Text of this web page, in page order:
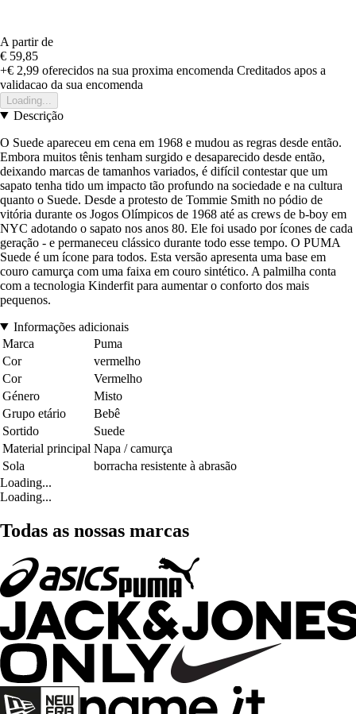
A partir de
€ 59,85
+€ 2,99 oferecidos na sua proxima encomenda Creditados apos a
validacao da sua encomenda
Loading...
Descrição
O Suede apareceu em cena em 1968 e mudou as regras desde então.
Embora muitos tênis tenham surgido e desaparecido desde então,
deixando marcas de tamanhos variados, é difícil contestar que um
sapato tenha tido um impacto tão profundo na sociedade e na cultura
quanto o Suede. Desde a protesto de Tommie Smith no pódio de
vitória durante os Jogos Olímpicos de 1968 até as crews de b-boy em
NYC adotando o sapato nos anos 80. Ele foi usado por ícones de cada
geração - e permaneceu clássico durante todo esse tempo. O PUMA
Suede é um ícone para todos. Esta versão apresenta uma base em
couro camurça com uma faixa em couro sintético. A palmilha conta
com a tecnologia Kinderfit para aumentar o conforto dos mais
pequenos.
Informações adicionais
Marca
Puma
Cor
vermelho
Cor
Vermelho
Género
Misto
Grupo etário
Bebê
Sortido
Suede
Material principal Napa / camurça
Sola
borracha resistente à abrasão
Loading...
Loading...
Todas as nossas marcas